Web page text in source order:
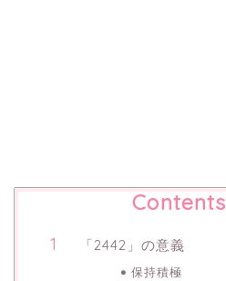
Contents
「2442」の意義
保持積極